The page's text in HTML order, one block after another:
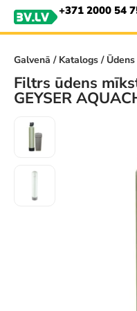
+371 2000 54
Galvenā / Katalogs/
Filtrs ūdens
GEYSER